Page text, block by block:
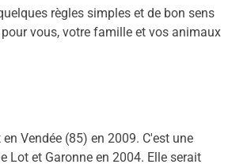
règles simples et de bon sens
vous, votre famille et vos animaux
Vendée (85) en 2009. C'est une
Lot et Garonne en 2004. Elle serait